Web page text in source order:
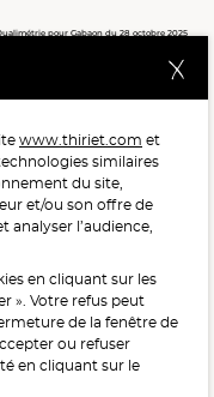
pour Gabaon du 28 octobre 2025
clients : catégorie surgelés. Étude
CINQ FRUITS ET
santé, à consommer
www.thiriet.com et
similaires
du site,
et/ou son offre de
analyser l’audience,
en cliquant sur les
». Votre refus peut
de la fenêtre de
ou refuser
en cliquant sur le